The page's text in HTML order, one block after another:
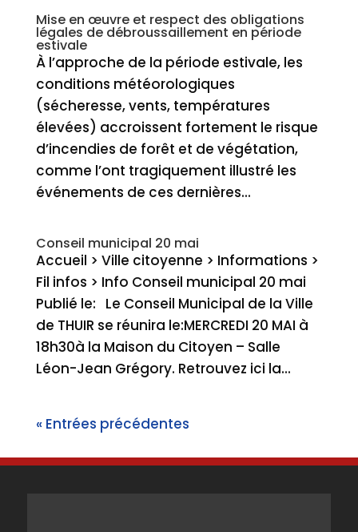
Mise en œuvre et respect des obligations
légales de débroussaillement en période
estivale
À l’approche de la période estivale, les
conditions météorologiques
(sécheresse, vents, températures
élevées) accroissent fortement le risque
d’incendies de forêt et de végétation,
comme l’ont tragiquement illustré les
événements de ces dernières...
Conseil municipal 20 mai
Accueil > Ville citoyenne > Informations >
Fil infos > Info Conseil municipal 20 mai
Publié le: Le Conseil Municipal de la Ville
de THUIR se réunira le:MERCREDI 20 MAI à
18h30à la Maison du Citoyen – Salle
Léon-Jean Grégory. Retrouvez ici la...
« Entrées précédentes